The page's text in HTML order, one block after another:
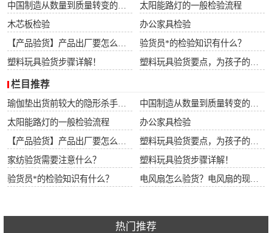
太阳能路灯的一般检验流程
木芯板检验
办公家具检验
验货员*的检验知识有什么？
塑料玩具验货步骤详解！
栏目推荐
太阳能路灯的一般检验流程
办公家具检验
家纺验货需要注意什么？
塑料玩具验货步骤详解！
验货员*的检验知识有什么？
热门推荐